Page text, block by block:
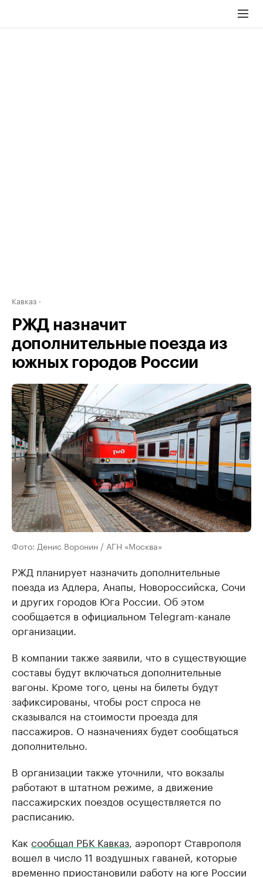
Кавказ
РЖД назначит
дополнительные поезда из
южных городов России
Фото: Денис Воронин / АГН «Москва»
РЖД планирует назначить дополнительные
поезда из Адлера, Анапы, Новороссийска, Сочи
и других городов Юга России. Об этом
сообщается в официальном Telegram-канале
организации.
В компании также заявили, что в существующие
составы будут включаться дополнительные
вагоны. Кроме того, цены на билеты будут
зафиксированы, чтобы рост спроса не
сказывался на стоимости проезда для
пассажиров. О назначениях будет сообщаться
дополнительно.
В организации также уточнили, что вокзалы
работают в штатном режиме, а движение
пассажирских поездов осуществляется по
расписанию.
Как сообщал РБК Кавказ, аэропорт Ставрополя
вошел в число 11 воздушных гаваней, которые
временно приостановили работу на юге России